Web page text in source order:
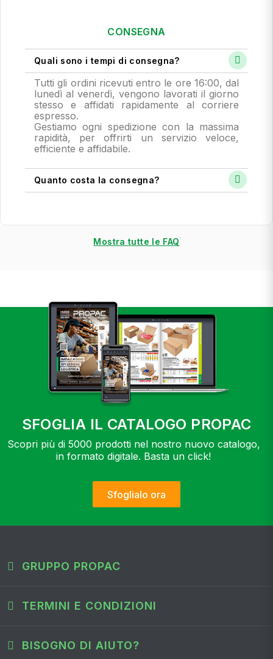
CONSEGNA
Quali sono i tempi di consegna?
Tutti gli ordini ricevuti entro le ore 16:00, dal
lunedì al venerdì, vengono lavorati il giorno
stesso e affidati rapidamente al corriere
espresso.
Gestiamo ogni spedizione con la massima
rapidità, per offrirti un servizio veloce,
efficiente e affidabile.
Quanto costa la consegna?
Mostra tutte le FAQ
SFOGLIA IL CATALOGO PROPAC
Scopri più di 5000 prodotti nel nostro nuovo catalogo,
in formato digitale. Basta un click!
Sfoglialo ora
GRUPPO PROPAC
TERMINI E CONDIZIONI
BISOGNO DI AIUTO?